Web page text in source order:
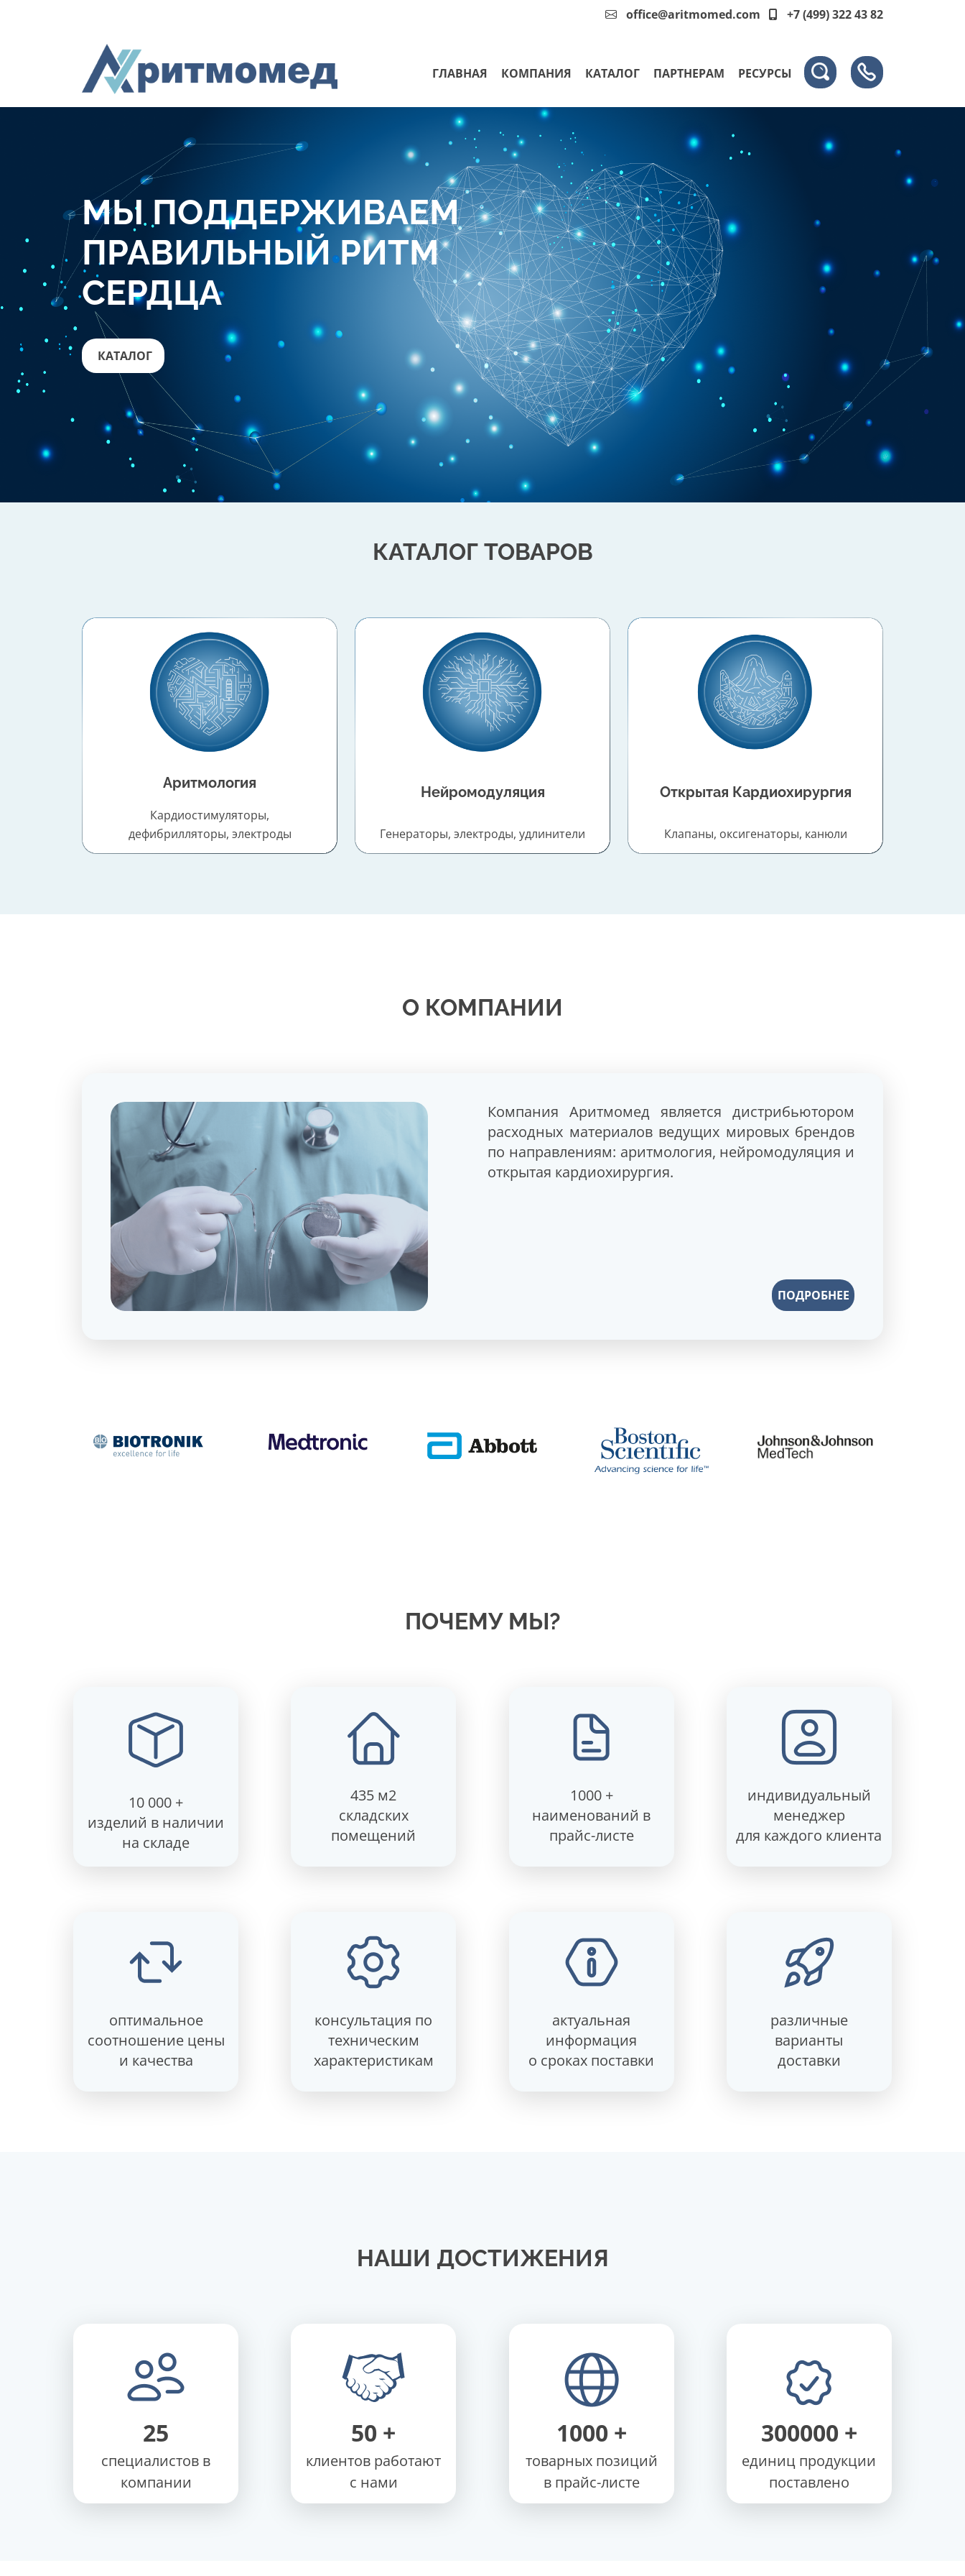
office@aritmomed.com +7 (499) 322 43 82
ГЛАВНАЯ КОМПАНИЯ КАТАЛОГ ПАРТНЕРАМ РЕСУРСЫ
МЫ ПОДДЕРЖИВАЕМ
ПРАВИЛЬНЫЙ РИТМ
СЕРДЦА
КАТАЛОГ
КАТАЛОГ ТОВАРОВ
Аритмология
Кардиостимуляторы,
дефибрилляторы, электроды
Нейромодуляция
Генераторы, электроды, удлинители
Открытая Кардиохирургия
Клапаны, оксигенаторы, канюли
О КОМПАНИИ
Компания Аритмомед является дистрибьютором
расходных материалов ведущих мировых брендов
по направлениям: аритмология, нейромодуляция и
открытая кардиохирургия.
ПОДРОБНЕЕ
ПОЧЕМУ МЫ?
10 000 +
изделий в наличии
на складе
435 м2
складских
помещений
1000 +
наименований в
прайс-листе
индивидуальный
менеджер
для каждого клиента
оптимальное
соотношение цены
и качества
консультация по
техническим
характеристикам
актуальная
информация
о сроках поставки
различные
варианты
доставки
НАШИ ДОСТИЖЕНИЯ
25
специалистов в
компании
50 +
клиентов работают
с нами
1000 +
товарных позиций
в прайс-листе
300000 +
единиц продукции
поставлено